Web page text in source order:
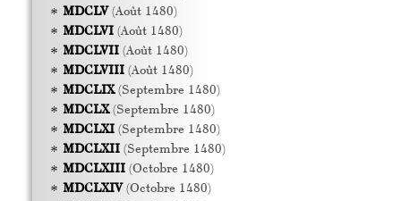
MDCLV(Août 1480)
MDCLVI(Août 1480)
MDCLVII(Août 1480)
MDCLVIII(Août 1480)
MDCLIX(Septembre 1480)
MDCLX(Septembre 1480)
MDCLXI(Septembre 1480)
MDCLXII(Septembre 1480)
MDCLXIII(Octobre 1480)
MDCLXIV(Octobre 1480)